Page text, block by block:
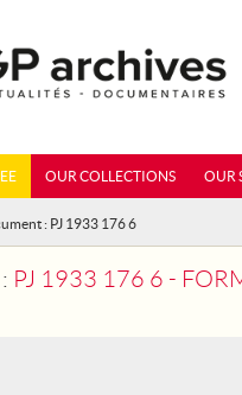
OUR COLLECTIONS OUR
: PJ 1933 176 6
PJ 1933 176 6 -